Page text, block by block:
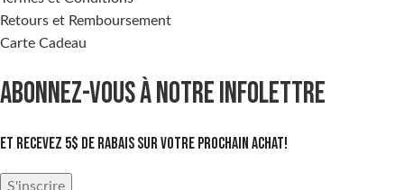
Retours et Remboursement
Carte Cadeau
ABONNEZ-VOUS À NOTRE INFOLETTRE
Et recevez 5$ de rabais sur votre prochain achat!
S'inscrire